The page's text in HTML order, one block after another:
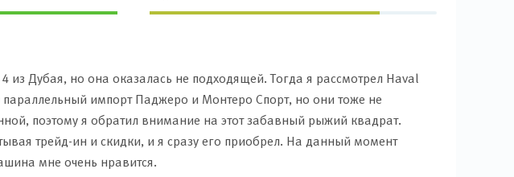
Дубая, но она оказалась не подходящей. Тогда я рассмотрел Haval
импорт Паджеро и Монтеро Спорт, но они тоже не
поэтому я обратил внимание на этот забавный рыжий квадрат.
трейд-ин и скидки, и я сразу его приобрел. На данный момент
мне очень нравится.